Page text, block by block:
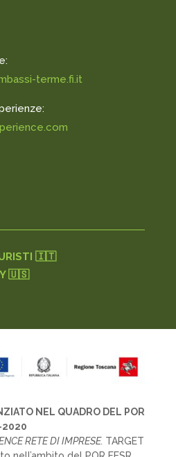
terme.fi.it
🇮🇹
🇺🇸
NEL QUADRO DEL POR
2020
RETE DI IMPRESE. TARGET